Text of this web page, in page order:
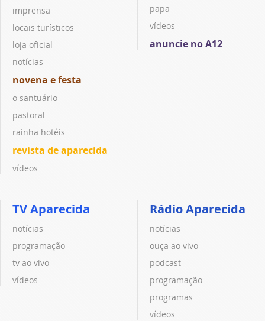
imprensa
locais turísticos
loja oficial
notícias
novena e festa
o santuário
pastoral
rainha hotéis
revista de aparecida
vídeos
papa
vídeos
anuncie no A12
TV Aparecida
notícias
programação
tv ao vivo
vídeos
Rádio Aparecida
notícias
ouça ao vivo
podcast
programação
programas
vídeos